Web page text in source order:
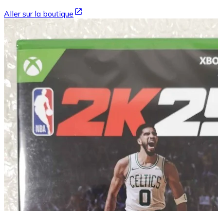
Aller sur la boutique